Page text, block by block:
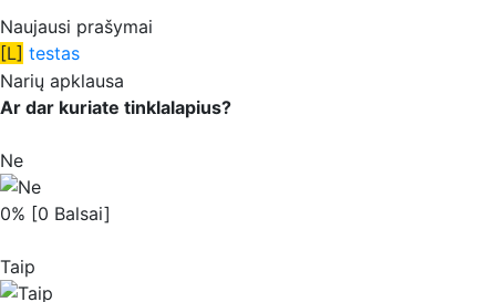
Naujausi prašymai
[L] testas
Narių apklausa
Ar dar kuriate tinklalapius?
Ne
0% [0 Balsai]
Taip